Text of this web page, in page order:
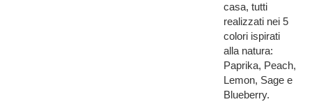
casa, tutti
realizzati nei 5
colori ispirati
alla natura:
Paprika, Peach,
Lemon, Sage e
Blueberry.